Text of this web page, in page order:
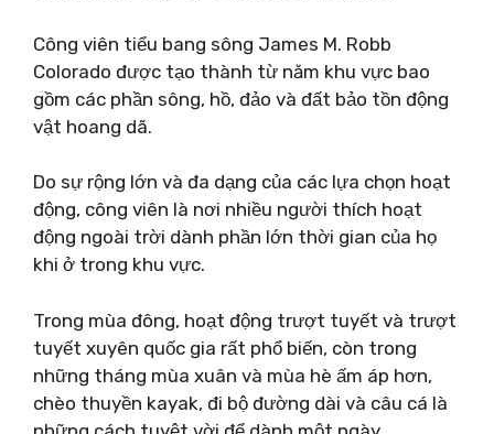
Công viên tiểu bang sông James M. Robb
Colorado được tạo thành từ năm khu vực bao
gồm các phần sông, hồ, đảo và đất bảo tồn động
vật hoang dã.
Do sự rộng lớn và đa dạng của các lựa chọn hoạt
động, công viên là nơi nhiều người thích hoạt
động ngoài trời dành phần lớn thời gian của họ
khi ở trong khu vực.
Trong mùa đông, hoạt động trượt tuyết và trượt
tuyết xuyên quốc gia rất phổ biến, còn trong
những tháng mùa xuân và mùa hè ấm áp hơn,
chèo thuyền kayak, đi bộ đường dài và câu cá là